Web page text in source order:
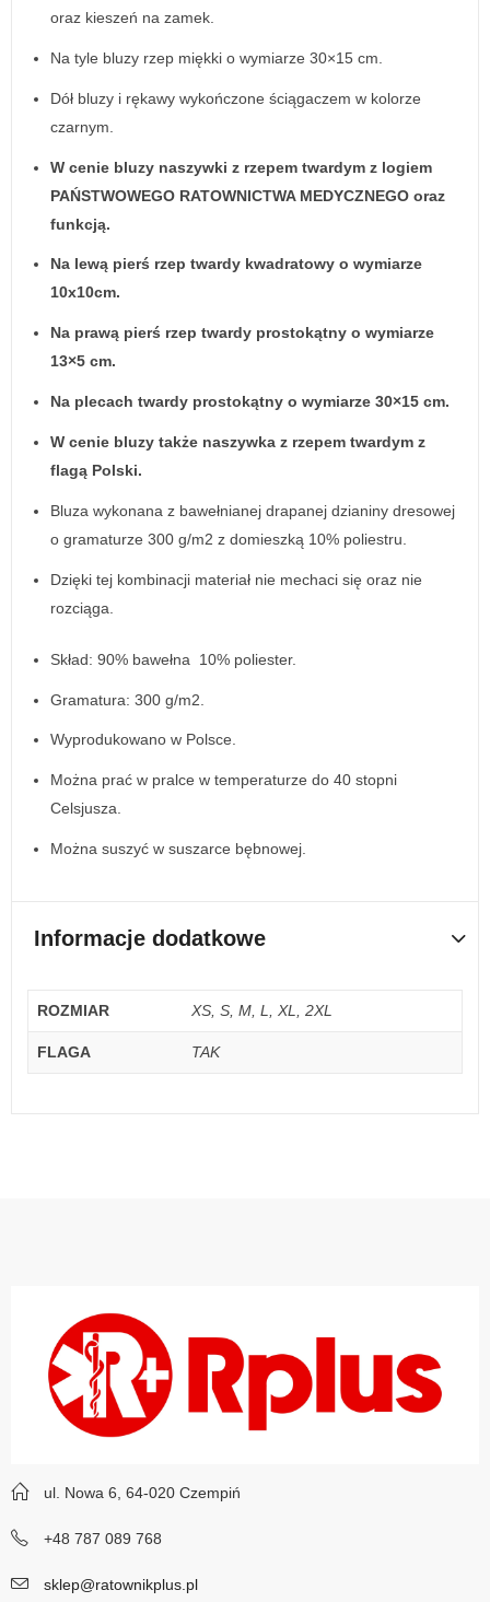
oraz kieszeń na zamek.
Na tyle bluzy rzep miękki o wymiarze 30×15 cm.
Dół bluzy i rękawy wykończone ściągaczem w kolorze
czarnym.
W cenie bluzy naszywki z rzepem twardym z logiem
PAŃSTWOWEGO RATOWNICTWA MEDYCZNEGO oraz
funkcją.
Na lewą pierś rzep twardy kwadratowy o wymiarze
10x10cm.
Na prawą pierś rzep twardy prostokątny o wymiarze
13×5 cm.
Na plecach twardy prostokątny o wymiarze 30×15 cm.
W cenie bluzy także naszywka z rzepem twardym z
flagą Polski.
Bluza wykonana z bawełnianej drapanej dzianiny dresowej
o gramaturze 300 g/m2 z domieszką 10% poliestru.
Dzięki tej kombinacji materiał nie mechaci się oraz nie
rozciąga.
Skład: 90% bawełna 10% poliester.
Gramatura: 300 g/m2.
Wyprodukowano w Polsce.
Można prać w pralce w temperaturze do 40 stopni
Celsjusza.
Można suszyć w suszarce bębnowej.
Informacje dodatkowe
ROZMIAR XS, S, M, L, XL, 2XL
FLAGA TAK
ul. Nowa 6, 64-020 Czempiń
+48 787 089 768
sklep@ratownikplus.pl